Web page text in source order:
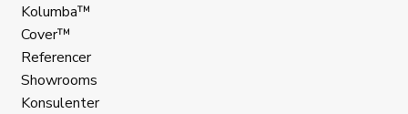
Kolumba™
Cover™
Referencer
Showrooms
Konsulenter